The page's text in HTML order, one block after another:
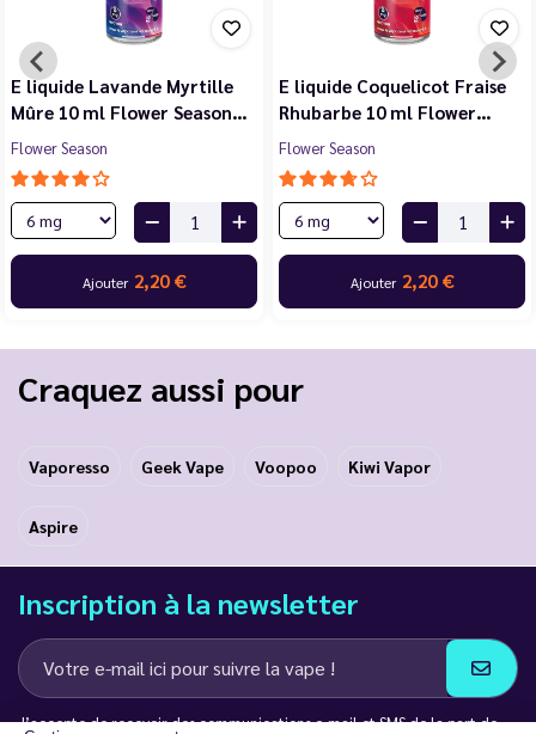
E liquide Violette Cerise
Noire Cassis 10 ml Flower…
Flower Season
Ajouter2,20 €
E liquide Jasmin Pêche
Blanche Abricot 10 ml…
Flower Season
Ajouter2,20 €
Craquez aussi pour
Vaporesso Geek Vape Voopoo Kiwi Vapor
Aspire
Inscription à la newsletter
J’accepte de recevoir des communications e-mail et SMS de la part de